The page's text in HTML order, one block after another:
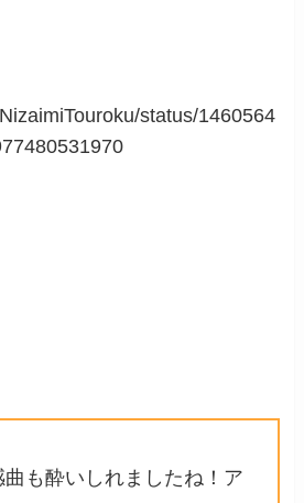
status/1460564
も酔いしれましたね！ア